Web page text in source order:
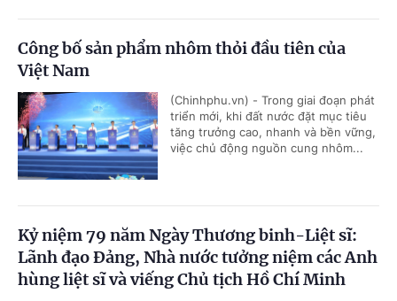
Công bố sản phẩm nhôm thỏi đầu tiên của
Việt Nam
(Chinhphu.vn) - Trong giai đoạn phát
triển mới, khi đất nước đặt mục tiêu
tăng trưởng cao, nhanh và bền vững,
việc chủ động nguồn cung nhôm...
Kỷ niệm 79 năm Ngày Thương binh-Liệt sĩ:
Lãnh đạo Đảng, Nhà nước tưởng niệm các Anh
hùng liệt sĩ và viếng Chủ tịch Hồ Chí Minh